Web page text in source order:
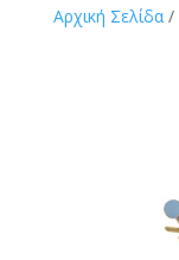
Αρχική Σελίδα/